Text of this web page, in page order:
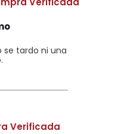
se tardo ni una
Verificada